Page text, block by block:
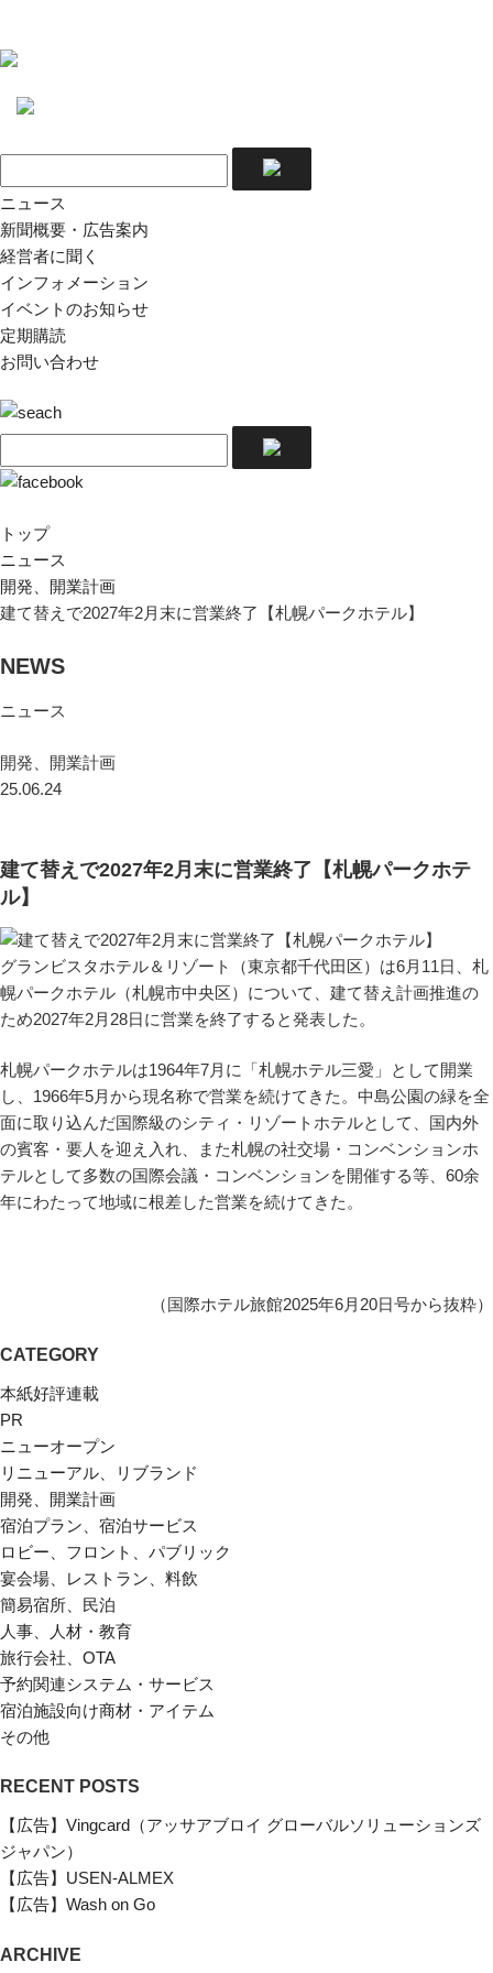
ニュース
新聞概要・広告案内
経営者に聞く
インフォメーション
イベントのお知らせ
定期購読
お問い合わせ
トップ
ニュース
開発、開業計画
建て替えで2027年2月末に営業終了【札幌パークホテル】
NEWS
ニュース
開発、開業計画
25.06.24
建て替えで2027年2月末に営業終了【札幌パークホテ
ル】
グランビスタホテル＆リゾート（東京都千代田区）は6月11日、札
幌パークホテル（札幌市中央区）について、建て替え計画推進の
ため2027年2月28日に営業を終了すると発表した。
札幌パークホテルは1964年7月に「札幌ホテル三愛」として開業
し、1966年5月から現名称で営業を続けてきた。中島公園の緑を全
面に取り込んだ国際級のシティ・リゾートホテルとして、国内外
の賓客・要人を迎え入れ、また札幌の社交場・コンベンションホ
テルとして多数の国際会議・コンベンションを開催する等、60余
年にわたって地域に根差した営業を続けてきた。
（国際ホテル旅館2025年6月20日号から抜粋）
CATEGORY
本紙好評連載
PR
ニューオープン
リニューアル、リブランド
開発、開業計画
宿泊プラン、宿泊サービス
ロビー、フロント、パブリック
宴会場、レストラン、料飲
簡易宿所、民泊
人事、人材・教育
旅行会社、OTA
予約関連システム・サービス
宿泊施設向け商材・アイテム
その他
RECENT POSTS
【広告】Vingcard（アッサアブロイ グローバルソリューションズ
ジャパン）
【広告】USEN-ALMEX
【広告】Wash on Go
ARCHIVE